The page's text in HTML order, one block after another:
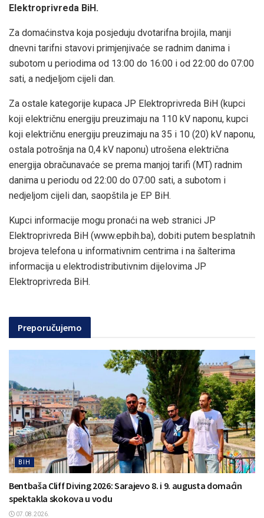
Elektroprivreda BiH.
Za domaćinstva koja posjeduju dvotarifna brojila, manji
dnevni tarifni stavovi primjenjivaće se radnim danima i
subotom u periodima od 13:00 do 16:00 i od 22:00 do 07:00
sati, a nedjeljom cijeli dan.
Za ostale kategorije kupaca JP Elektroprivreda BiH (kupci
koji električnu energiju preuzimaju na 110 kV naponu, kupci
koji električnu energiju preuzimaju na 35 i 10 (20) kV naponu,
ostala potrošnja na 0,4 kV naponu) utrošena električna
energija obračunavaće se prema manjoj tarifi (MT) radnim
danima u periodu od 22:00 do 07:00 sati, a subotom i
nedjeljom cijeli dan, saopštila je EP BiH.
Kupci informacije mogu pronaći na web stranici JP
Elektroprivreda BiH (www.epbih.ba), dobiti putem besplatnih
brojeva telefona u informativnim centrima i na šalterima
informacija u elektrodistributivnim dijelovima JP
Elektroprivreda BiH.
Preporučujemo
BIH
Bentbaša Cliff Diving 2026: Sarajevo 8. i 9. augusta domaćin
spektakla skokova u vodu
07.08.2026.